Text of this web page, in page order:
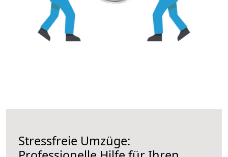
Stressfreie Umzüge: